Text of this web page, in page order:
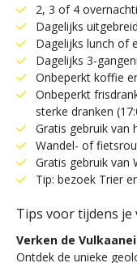
2, 3 of 4
Dagelijks
Dagelijks lunch of
Dagelijks 3-
Onbeperkt koffie
Onbeperkt
sterke dranken
Gratis gebruik van
Wandel- of
Gratis gebruik van
Tip: bezoek Trier
Tips voor tijdens
Verken de
Ontdek de unieke